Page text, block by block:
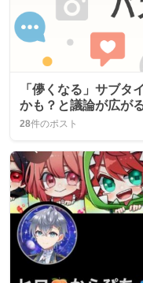
「儚くなる」サブタ
かも？と議論が広が
28件のポスト